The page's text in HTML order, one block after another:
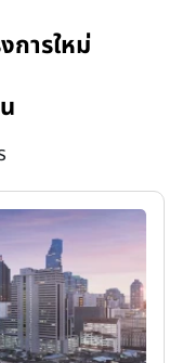
การใหม่